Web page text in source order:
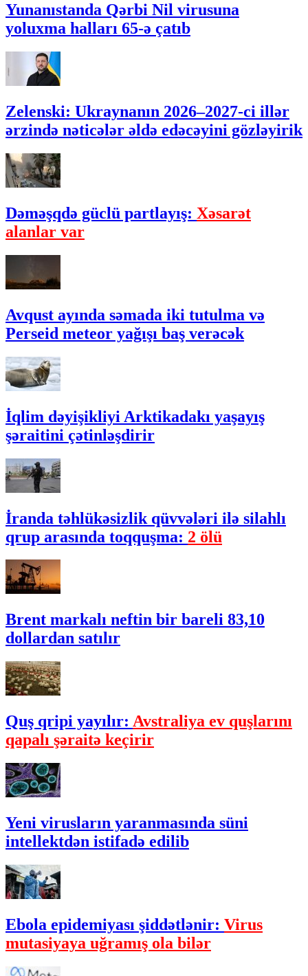
Yunanıstanda Qərbi Nil virusuna
yoluxma halları 65-ə çatıb
Zelenski: Ukraynanın 2026–2027-ci illər
ərzində nəticələr əldə edəcəyini gözləyirik
Dəməşqdə güclü partlayış: Xəsarət
alanlar var
Avqust ayında səmada iki tutulma və
Perseid meteor yağışı baş verəcək
İqlim dəyişikliyi Arktikadakı yaşayış
şəraitini çətinləşdirir
İranda təhlükəsizlik qüvvələri ilə silahlı
qrup arasında toqquşma: 2 ölü
Brent markalı neftin bir bareli 83,10
dollardan satılır
Quş qripi yayılır: Avstraliya ev quşlarını
qapalı şəraitə keçirir
Yeni virusların yaranmasında süni
intellektdən istifadə edilib
Ebola epidemiyası şiddətlənir: Virus
mutasiyaya uğramış ola bilər